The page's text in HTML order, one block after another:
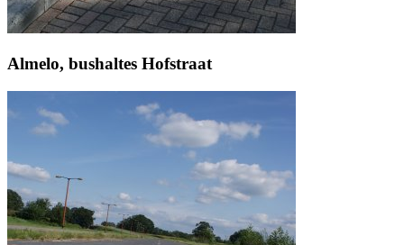
Almelo, bushaltes Hofstraat